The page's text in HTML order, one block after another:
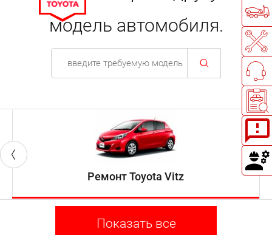
модель автомобиля.
Ремонт Toyota Vitz
Показать все